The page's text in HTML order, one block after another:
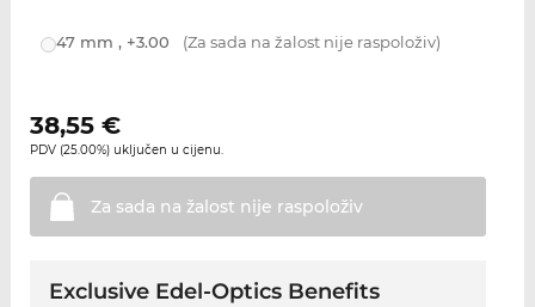
47 mm , +3.00 (Za sada na žalost nije raspoloživ)
38,55€
PDV (25.00%) uključen u cijenu.
Za sada na žalost nije raspoloživ
Exclusive Edel-Optics Benefits